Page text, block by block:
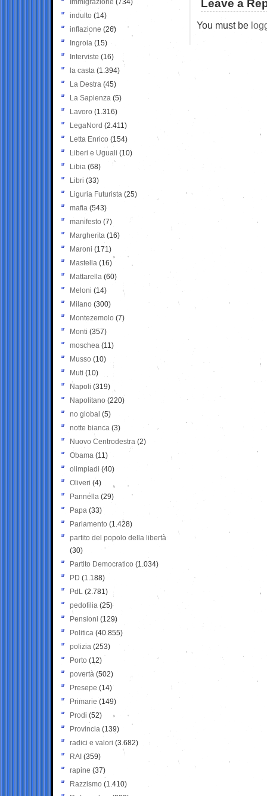
Leave a
You must be
Immigrazione (734)
indulto (14)
inflazione (26)
Ingroia (15)
Interviste (16)
la casta (1.394)
La Destra (45)
La Sapienza (5)
Lavoro (1.316)
LegaNord (2.411)
Letta Enrico (154)
Liberi e Uguali (10)
Libia (68)
Libri (33)
Liguria Futurista (25)
mafia (543)
manifesto (7)
Margherita (16)
Maroni (171)
Mastella (16)
Mattarella (60)
Meloni (14)
Milano (300)
Montezemolo (7)
Monti (357)
moschea (11)
Musso (10)
Muti (10)
Napoli (319)
Napolitano (220)
no global (5)
notte bianca (3)
Nuovo Centrodestra (2)
Obama (11)
olimpiadi (40)
Oliveri (4)
Pannella (29)
Papa (33)
Parlamento (1.428)
partito del popolo della libertà
(30)
Partito Democratico (1.034)
PD (1.188)
PdL (2.781)
pedofilia (25)
Pensioni (129)
Politica (40.855)
polizia (253)
Porto (12)
povertà (502)
Presepe (14)
Primarie (149)
Prodi (52)
Provincia (139)
radici e valori (3.682)
RAI (359)
rapine (37)
Razzismo (1.410)